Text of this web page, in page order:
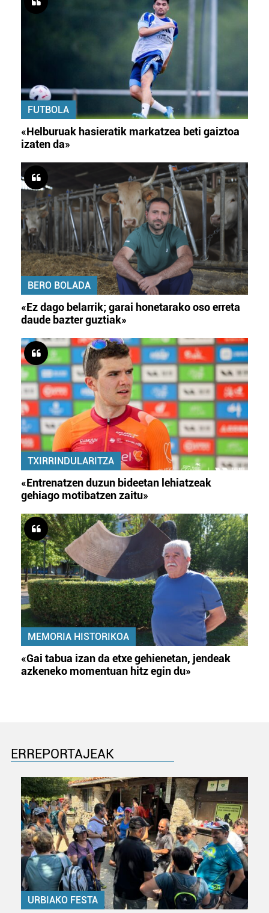
FUTBOLA
«Helburuak hasieratik markatzea beti gaiztoa
izaten da»
BERO BOLADA
«Ez dago belarrik; garai honetarako oso erreta
daude bazter guztiak»
TXIRRINDULARITZA
«Entrenatzen duzun bideetan lehiatzeak
gehiago motibatzen zaitu»
MEMORIA HISTORIKOA
«Gai tabua izan da etxe gehienetan, jendeak
azkeneko momentuan hitz egin du»
ERREPORTAJEAK
URBIAKO FESTA